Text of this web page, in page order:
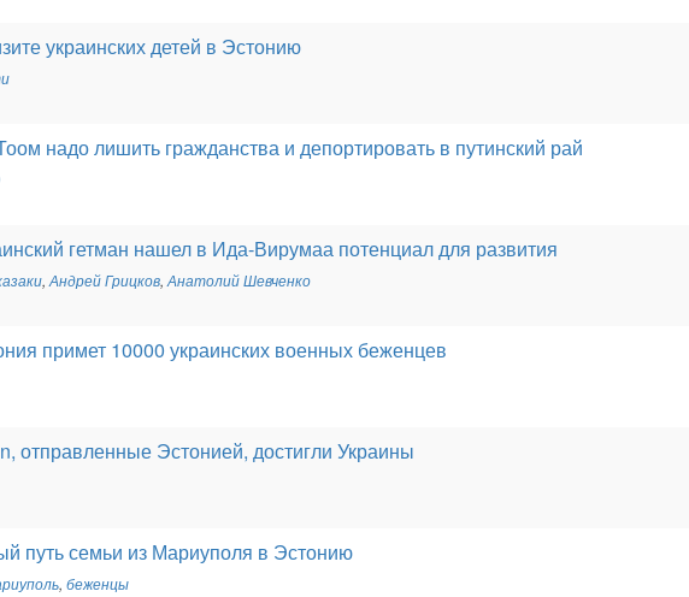
украинских детей в Эстонию
надо лишить гражданства и депортировать в путинский рай
гетман нашел в Ида-Вирумаа потенциал для развития
,Андрей Грицков,Анатолий Шевченко
примет 10000 украинских военных беженцев
отправленные Эстонией, достигли Украины
путь семьи из Мариуполя в Эстонию
, беженцы